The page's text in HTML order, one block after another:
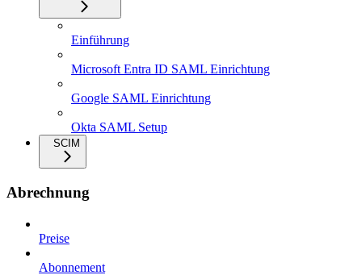
Einführung
Microsoft Entra ID SAML Einrichtung
Google SAML Einrichtung
Okta SAML Setup
SCIM
Abrechnung
Preise
Abonnement